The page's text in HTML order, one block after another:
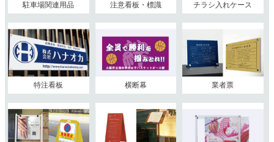
駐車場関連用品 注意看板・標識 チラシ入れケース
特注看板 横断幕 業者票